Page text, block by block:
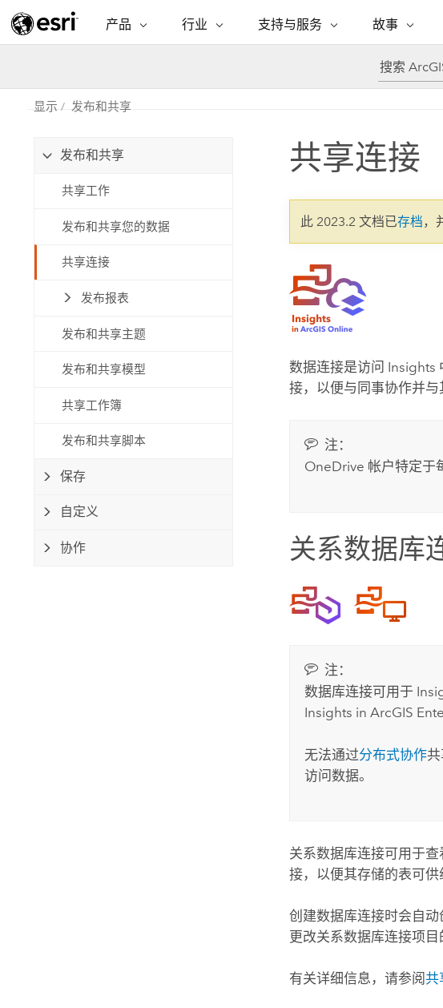
产品
ARCGIS
Esri 企业级地理空间平台
完整的 SaaS 制图平台
开发者技术
所有产品
功能
将位置引入分析
集成、编辑和共享空
行业
行业
自然科学
可持续发展
交通运输
专题倡议
基础设施
使用 GIS 创
的未来。 规
者了解基础
支持与服务
支持与服务 故事
ESRI 故事
WhereNext
现实世界的
客
显示 发布和共享
发布和共享
共享工作
发布和共享您的数据
共享连接
发布报表
发布和共享主题
发布和共享模型
共享工作簿
发布和共享脚本
保存
自定义
协作
共享连接
此 2023.2 文档已存档，
数据连接是访问 Insights
接，以便与同事协作并与
注：
OneDrive 帐户特定于
关系数据库
注：
数据库连接可用于
Insights in ArcGIS
无法通过分布式协作
访问数据。
关系数据库连接可用于
接，以便其存储的表可供
创建数据库连接时会自
更改关系数据库连接项目
有关详细信息，请参阅共